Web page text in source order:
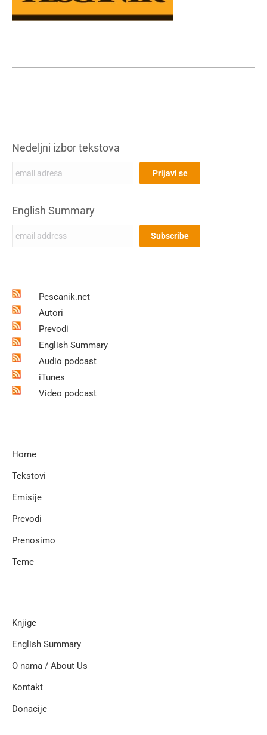
Nedeljni izbor tekstova
English Summary
Pescanik.net
Autori
Prevodi
English Summary
Audio podcast
iTunes
Video podcast
Home
Tekstovi
Emisije
Prevodi
Prenosimo
Teme
Knjige
English Summary
O nama / About Us
Kontakt
Donacije